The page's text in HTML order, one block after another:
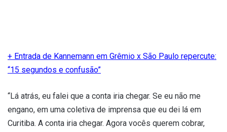
+ Entrada de Kannemann em Grêmio x São Paulo repercute:
“15 segundos e confusão”
“Lá atrás, eu falei que a conta iria chegar. Se eu não me
engano, em uma coletiva de imprensa que eu dei lá em
Curitiba. A conta iria chegar. Agora vocês querem cobrar,